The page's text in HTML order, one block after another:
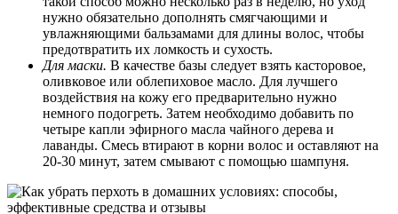
нужно обязательно дополнять смягчающими и
увлажняющими бальзамами для длины волос, чтобы
предотвратить их ломкость и сухость.
Для маски. В качестве базы следует взять касторовое,
оливковое или облепиховое масло. Для лучшего
воздействия на кожу его предварительно нужно
немного подогреть. Затем необходимо добавить по
четыре капли эфирного масла чайного дерева и
лаванды. Смесь втирают в корни волос и оставляют на
20-30 минут, затем смывают с помощью шампуня.